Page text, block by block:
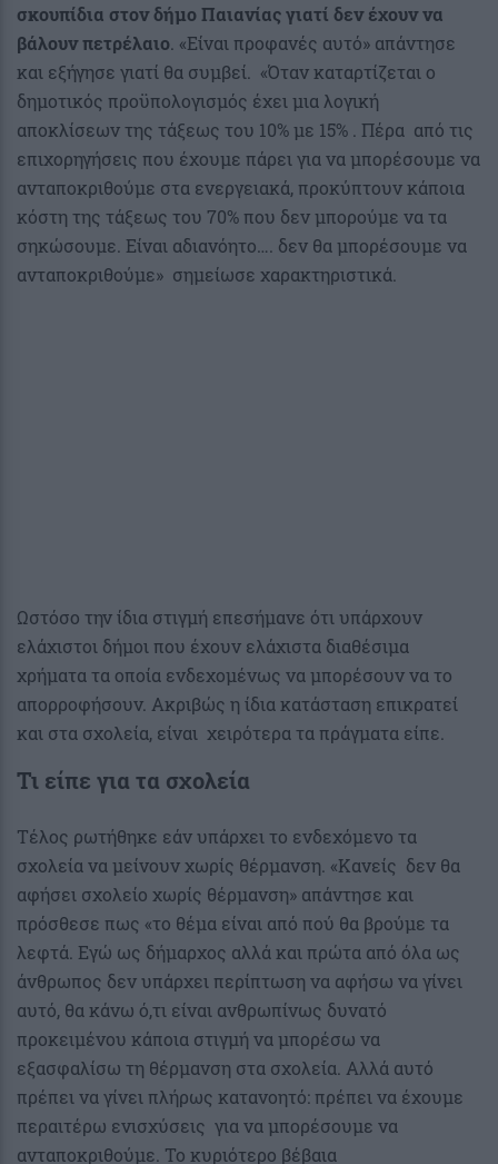
σκουπίδια στον δήμο Παιανίας γιατί δεν έχουν να
βάλουν πετρέλαιο. «Είναι προφανές αυτό» απάντησε
και εξήγησε γιατί θα συμβεί. «Όταν καταρτίζεται ο
δημοτικός προϋπολογισμός έχει μια λογική
αποκλίσεων της τάξεως του 10% με 15% . Πέρα από τις
επιχορηγήσεις που έχουμε πάρει για να μπορέσουμε να
ανταποκριθούμε στα ενεργειακά, προκύπτουν κάποια
κόστη της τάξεως του 70% που δεν μπορούμε να τα
σηκώσουμε. Είναι αδιανόητο…. δεν θα μπορέσουμε να
ανταποκριθούμε» σημείωσε χαρακτηριστικά.
Ωστόσο την ίδια στιγμή επεσήμανε ότι υπάρχουν
ελάχιστοι δήμοι που έχουν ελάχιστα διαθέσιμα
χρήματα τα οποία ενδεχομένως να μπορέσουν να το
απορροφήσουν. Ακριβώς η ίδια κατάσταση επικρατεί
και στα σχολεία, είναι χειρότερα τα πράγματα είπε.
Τι είπε για τα σχολεία
Τέλος ρωτήθηκε εάν υπάρχει το ενδεχόμενο τα
σχολεία να μείνουν χωρίς θέρμανση. «Κανείς δεν θα
αφήσει σχολείο χωρίς θέρμανση» απάντησε και
πρόσθεσε πως «το θέμα είναι από πού θα βρούμε τα
λεφτά. Εγώ ως δήμαρχος αλλά και πρώτα από όλα ως
άνθρωπος δεν υπάρχει περίπτωση να αφήσω να γίνει
αυτό, θα κάνω ό,τι είναι ανθρωπίνως δυνατό
προκειμένου κάποια στιγμή να μπορέσω να
εξασφαλίσω τη θέρμανση στα σχολεία. Αλλά αυτό
πρέπει να γίνει πλήρως κατανοητό: πρέπει να έχουμε
περαιτέρω ενισχύσεις για να μπορέσουμε να
ανταποκριθούμε. Το κυριότερο βέβαια